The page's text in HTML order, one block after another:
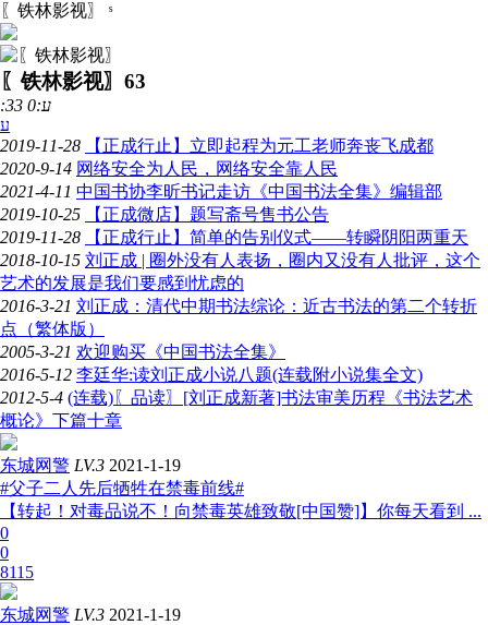
〖铁林影视〗 ˢ
〖铁林影视〗 63
:33 ע:0
ע
2019-11-28
【正成行止】立即起程为元工老师奔丧飞成都
2020-9-14 网络安全为人民，网络安全靠人民
2021-4-11 中国书协李昕书记走访《中国书法全集》编辑部
2019-10-25
【正成微店】题写斋号售书公告
2019-11-28
【正成行止】简单的告别仪式——转瞬阴阳两重天
2018-10-15 刘正成 | 圈外没有人表扬，圈内又没有人批评，这个
艺术的发展是我们要感到忧虑的
2016-3-21 刘正成：清代中期书法综论：近古书法的第二个转折
点（繁体版）
2005-3-21 欢迎购买《中国书法全集》
2016-5-12 李廷华:读刘正成小说八题(连载附小说集全文)
2012-5-4 (连载)〖品读〗[刘正成新著]书法审美历程《书法艺术
概论》下篇十章
东城网警 LV.3 2021-1-19
#父子二人先后牺牲在禁毒前线#
【转起！对毒品说不！向禁毒英雄致敬[中国赞]】你每天看到 ...
0
0
8115
东城网警 LV.3 2021-1-19